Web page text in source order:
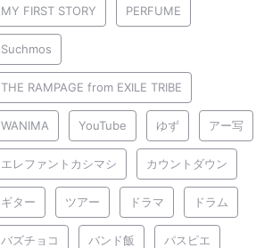
MY FIRST STORY PERFUME
Suchmos
THE RAMPAGE from EXILE TRIBE
WANIMA YouTube ゆず アー写
エレファントカシマシ カウントダウン
ギター ツアー ドラマ ドラム
バズチョコ バンド飯 パスピエ